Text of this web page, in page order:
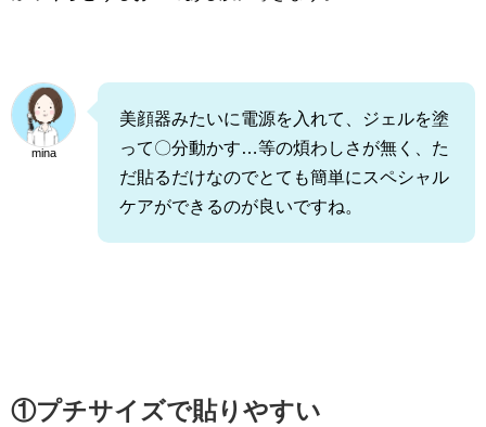
mina
美顔器みたいに電源を入れて、ジェルを塗
って〇分動かす…等の煩わしさが無く、た
だ貼るだけなのでとても簡単にスペシャル
ケアができるのが良いですね。
①プチサイズで貼りやすい